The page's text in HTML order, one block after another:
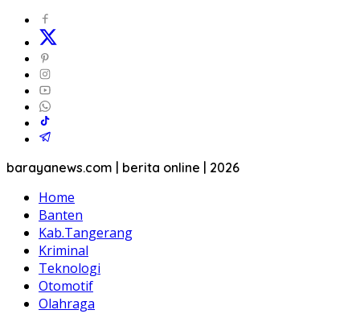
barayanews.com | berita online | 2026
Home
Banten
Kab.Tangerang
Kriminal
Teknologi
Otomotif
Olahraga